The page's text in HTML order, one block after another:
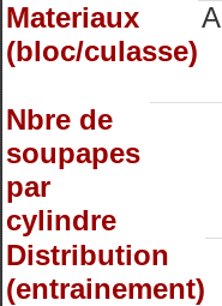
Materiaux
(bloc/culasse)
Nbre de
soupapes
par
cylindre
Distribution
(entrainement)